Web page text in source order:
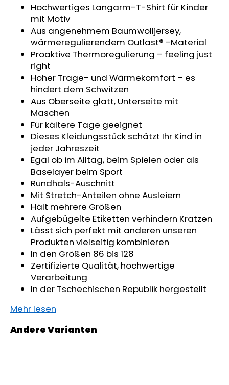
Hochwertiges Langarm-T-Shirt für Kinder
mit Motiv
Aus angenehmem Baumwolljersey,
wärmeregulierendem Outlast® -Material
Proaktive Thermoregulierung – feeling just
right
Hoher Trage- und Wärmekomfort – es
hindert dem Schwitzen
Aus Oberseite glatt, Unterseite mit
Maschen
Für kältere Tage geeignet
Dieses Kleidungsstück schätzt Ihr Kind in
jeder Jahreszeit
Egal ob im Alltag, beim Spielen oder als
Baselayer beim Sport
Rundhals-Auschnitt
Mit Stretch-Anteilen ohne Ausleiern
Hält mehrere Größen
Aufgebügelte Etiketten verhindern Kratzen
Lässt sich perfekt mit anderen unseren
Produkten vielseitig kombinieren
In den Größen 86 bis 128
Zertifizierte Qualität, hochwertige
Verarbeitung
In der Tschechischen Republik hergestellt
Mehr lesen
MITWACHSHOSE
DENIM
MUSTER
€27,08